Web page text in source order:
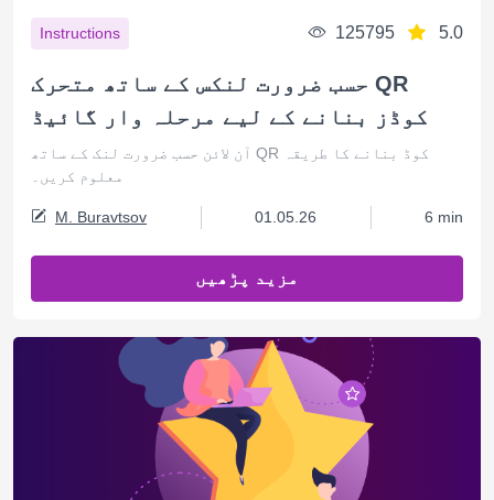
Instructions 125795 5.0
حسب ضرورت لنکس کے ساتھ متحرک QR
کوڈز بنانے کے لیے مرحلہ وار گائیڈ
آن لائن حسب ضرورت لنک کے ساتھ QR کوڈ بنانے کا طریقہ
معلوم کریں۔
M. Buravtsov 01.05.26 6 min
مزید پڑھیں